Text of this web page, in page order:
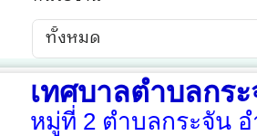
เทศบาลตำบลกร
หมู่ที่ 2 ตำบลกระจัน